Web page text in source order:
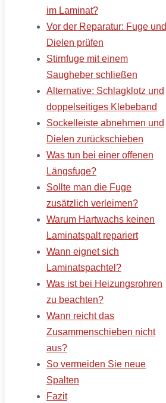
im Laminat?
Vor der Reparatur: Fuge und
Dielen prüfen
Stirnfuge mit einem
Saugheber schließen
Alternative: Schlagklotz und
doppelseitiges Klebeband
Sockelleiste abnehmen und
Dielen zurückschieben
Was tun bei einer offenen
Längsfuge?
Sollte man die Fuge
zusätzlich verleimen?
Warum Hartwachs keinen
Laminatspalt repariert
Wann eignet sich
Laminatspachtel?
Was ist bei Heizungsrohren
zu beachten?
Wann reicht das
Zusammenschieben nicht
aus?
So vermeiden Sie neue
Spalten
Fazit